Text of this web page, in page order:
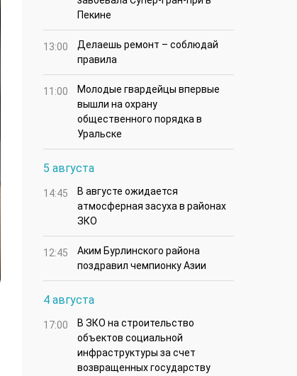
Пекине
13:00
Делаешь ремонт – соблюдай
правила
11:00
Молодые гвардейцы впервые
вышли на охрану
общественного порядка в
Уральске
5 августа
14:45
В августе ожидается
атмосферная засуха в районах
ЗКО
12:45
Аким Бурлинского района
поздравил чемпионку Азии
4 августа
17:00
В ЗКО на строительство
объектов социальной
инфраструктуры за счет
возвращенных государству